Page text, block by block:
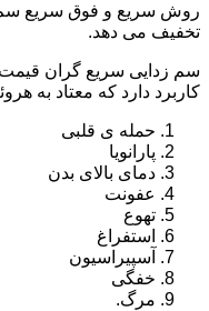
روش سریع و فوق سریع سم
تخفیف می دهد.
سم زدایی سریع گران قیمت
کاربرد دارد که معتاد به
حمله ی قلبی
پارانویا
دمای بالای بدن
عفونت
تهوع
استفراغ
آسپیراسیون
خفگی
مرگ.